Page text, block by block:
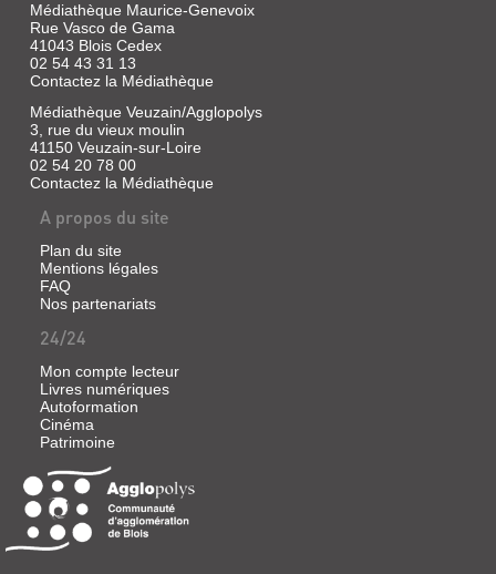
Médiathèque Maurice-Genevoix
Rue Vasco de Gama
41043 Blois Cedex
02 54 43 31 13
Contactez la Médiathèque
Médiathèque Veuzain/Agglopolys
3, rue du vieux moulin
41150 Veuzain-sur-Loire
02 54 20 78 00
Contactez la Médiathèque
A propos du site
Plan du site
Mentions légales
FAQ
Nos partenariats
24/24
Mon compte lecteur
Livres numériques
Autoformation
Cinéma
Patrimoine